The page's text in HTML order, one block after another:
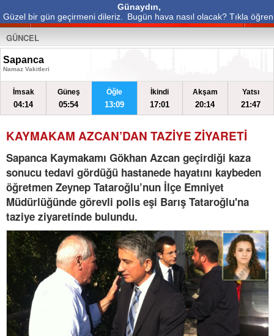
Günaydın,
Güzel bir gün geçirmeni dileriz.
Bugün hava nasıl olacak? Tıkla öğren
GÜNCEL
Sapanca
Namaz Vakitleri
İmsak
04:14
Güneş
05:54
Öğle
13:09
İkindi
17:01
Akşam
20:14
Yatsı
21:47
KAYMAKAM AZCAN’DAN TAZİYE ZİYARETİ
Sapanca Kaymakamı Gökhan Azcan geçirdiği kaza
sonucu tedavi gördüğü hastanede hayatını kaybeden
öğretmen Zeynep Tataroğlu’nun İlçe Emniyet
Müdürlüğünde görevli polis eşi Barış Tataroğlu'na
taziye ziyaretinde bulundu.